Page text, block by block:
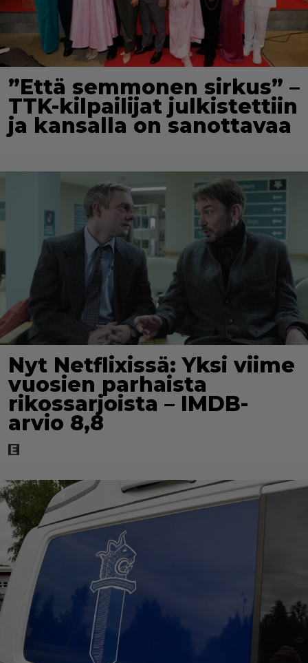
”Että semmonen sirkus” –
TTK-kilpailijat julkistettiin
ja kansalla on sanottavaa
Nyt Netflixissä: Yksi viime
vuosien parhaista
rikossarjoista – IMDB-
arvio 8,8